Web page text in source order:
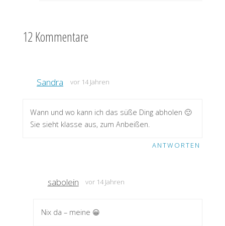
12 Kommentare
Sandra vor 14 Jahren
Wann und wo kann ich das süße Ding abholen 🙂
Sie sieht klasse aus, zum Anbeißen.
ANTWORTEN
sabolein vor 14 Jahren
Nix da – meine 😀